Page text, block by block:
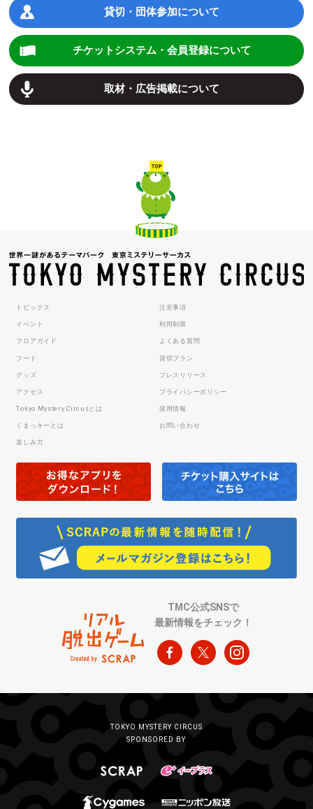
貸切・団体参加について
チケットシステム・会員登録について
取材・広告掲載について
トピックス
イベント
フロアガイド
フード
グッズ
アクセス
Tokyo Mystery Circusとは
くまっキーとは
楽しみ方
注意事項
利用制限
よくある質問
貸切プラン
プレスリリース
プライバシーポリシー
採用情報
お問い合わせ
TMC公式SNSで
最新情報をチェック！
TOKYO MYSTERY CIRCUS
SPONSORED BY